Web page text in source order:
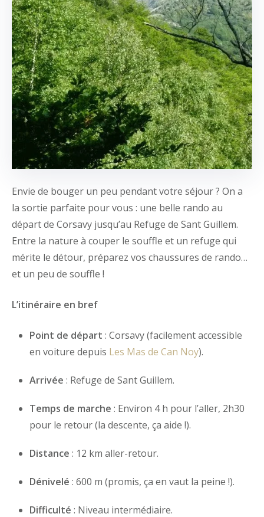
Envie de bouger un peu pendant votre séjour ? On a
la sortie parfaite pour vous : une belle rando au
départ de Corsavy jusqu’au Refuge de Sant Guillem.
Entre la nature à couper le souffle et un refuge qui
mérite le détour, préparez vos chaussures de rando…
et un peu de souffle !
L’itinéraire en bref
Point de départ : Corsavy (facilement accessible
en voiture depuis Les Mas de Can Noy).
Arrivée : Refuge de Sant Guillem.
Temps de marche : Environ 4 h pour l’aller, 2h30
pour le retour (la descente, ça aide !).
Distance : 12 km aller-retour.
Dénivelé : 600 m (promis, ça en vaut la peine !).
Difficulté : Niveau intermédiaire.